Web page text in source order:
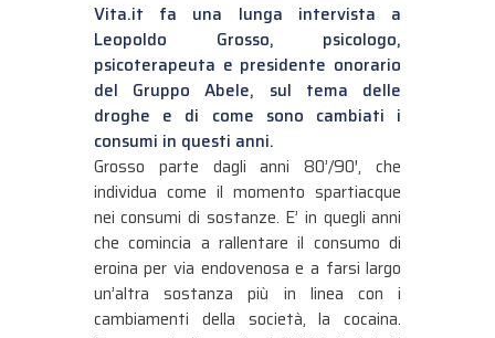
Vita.it fa una lunga intervista a
Leopoldo Grosso, psicologo,
psicoterapeuta e presidente onorario
del Gruppo Abele, sul tema delle
droghe e di come sono cambiati i
consumi in questi anni.
Grosso parte dagli anni 80’/90′, che
individua come il momento spartiacque
nei consumi di sostanze. E’ in quegli anni
che comincia a rallentare il consumo di
eroina per via endovenosa e a farsi largo
un’altra sostanza più in linea con i
cambiamenti della società, la cocaina.